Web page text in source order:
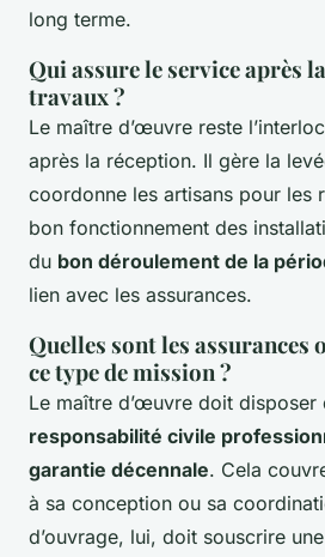
long terme.
Qui assure le service après
travaux ?
Le maître d’œuvre reste
après la réception. Il gère la
coordonne les artisans pour les
bon fonctionnement des
du bon déroulement de la
lien avec les assurances.
Quelles sont les
ce type de mission ?
Le maître d’œuvre doit disposer
responsabilité civile
garantie décennale. Cela
à sa conception ou sa
d’ouvrage, lui, doit souscrire